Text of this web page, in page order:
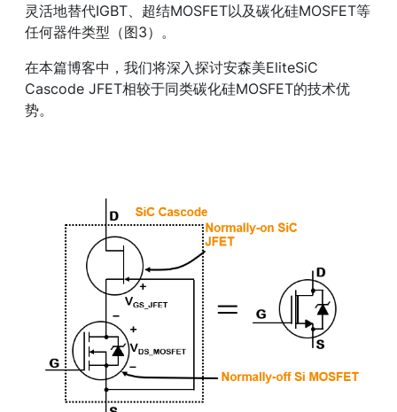
灵活地替代IGBT、超结MOSFET以及碳化硅MOSFET等
任何器件类型（图3）。
在本篇博客中，我们将深入探讨安森美EliteSiC
Cascode JFET相较于同类碳化硅MOSFET的技术优
势。